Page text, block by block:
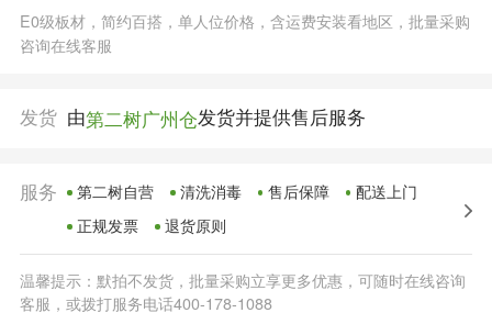
E0级板材，简约百搭，单人位价格，含运费安装看地区，批量采购
咨询在线客服
发货 由第二树广州仓发货并提供售后服务
服务 第二树自营 清洗消毒 售后保障
配送上门
正规发票
退货原则
温馨提示：默拍不发货，批量采购立享更多优惠，可随时在线咨询
客服，或拨打服务电话400-178-1088